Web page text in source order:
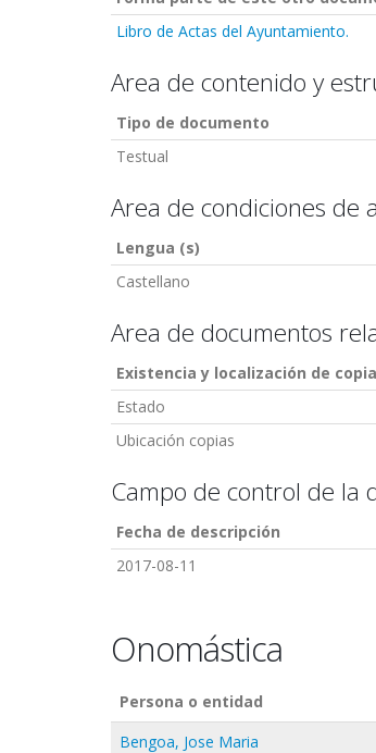
Libro de Actas del Ayuntamiento.
Area de contenido y
Tipo de documento
Testual
Area de condiciones de
Lengua (s)
Castellano
Area de documentos
Existencia y localización de
Estado
Ubicación copias
Campo de control de la
Fecha de descripción
2017-08-11
Onomástica
Persona o entidad
Bengoa, Jose Maria